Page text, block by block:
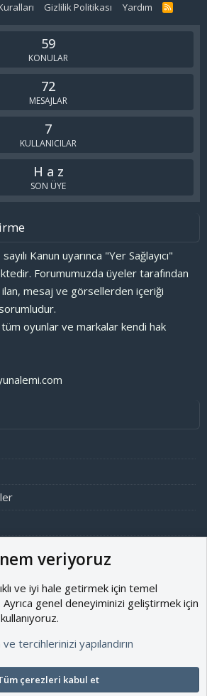
Gizlilik Politikası Yardım
R
59
KONULAR
72
MESAJLAR
7
KULLANICILAR
H a z
SON ÜYE
Kanun uyarınca "Yer Sağlayıcı"
Forumumuzda üyeler tarafından
ilan, mesaj ve görsellerden içeriği
oyunlar ve markalar kendi hak
aktif üyelerimiz, ziyaretçilerimiz ve gizli
veriyoruz
ve iyi hale getirmek için temel
Ayrıca genel deneyiminizi geliştirmek için
tercihlerinizi yapılandırın
çerezleri kabul et